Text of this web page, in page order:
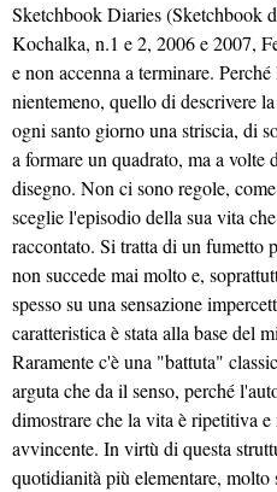
Sketchbook Diaries (Sketchbook
Kochalka, n.1 e 2, 2006 e 2007,
e non accenna a terminare.
nientemeno, quello di descrivere
ogni santo giorno una striscia, di
a formare un quadrato, ma a volte
disegno. Non ci sono regole,
sceglie l'episodio della sua vita
raccontato. Si tratta di un fumetto
non succede mai molto e,
spesso su una sensazione
caratteristica è stata alla base del
Raramente c'è una "battuta"
arguta che da il senso, perché
dimostrare che la vita è ripetitiva
avvincente. In virtù di questa
quotidianità più elementare, molto